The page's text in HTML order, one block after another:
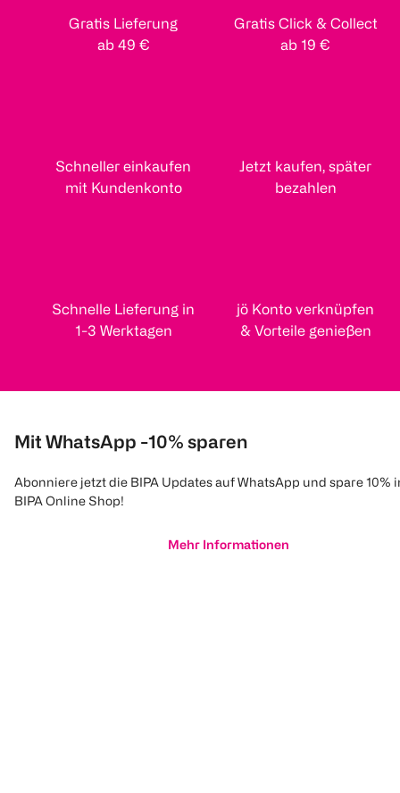
Gratis Lieferung
ab 49 €
Gratis Click & Collect
ab 19 €
Schneller einkaufen
mit Kundenkonto
Jetzt kaufen, später
bezahlen
Schnelle Lieferung in
1-3 Werktagen
jö Konto verknüpfen
& Vorteile genießen
Mit WhatsApp -10% sparen
Abonniere jetzt die BIPA Updates auf WhatsApp und spare 10%
BIPA Online Shop!
Mehr Informationen